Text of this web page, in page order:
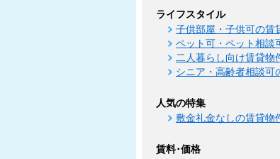
ライフスタイル
子供部屋・子供可の賃
ペット可・ペット相談
二人暮らし向け賃貸物
シニア・高齢者相談可
人気の特集
敷金礼金なしの賃貸物
賃料･価格